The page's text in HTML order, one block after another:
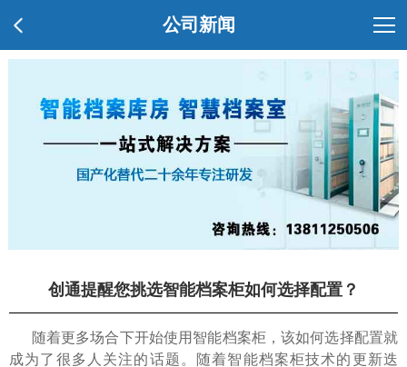
公司新闻
创通提醒您挑选智能档案柜如何选择配置？
随着更多场合下开始使用智能档案柜，该如何选择配置就
成为了很多人关注的话题。随着智能档案柜技术的更新迭